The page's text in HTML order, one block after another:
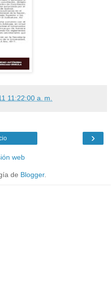
11:22:00 a. m.
›
web
de Blogger.